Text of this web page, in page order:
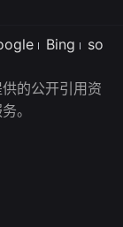
Bing
so
的公开引用资
。